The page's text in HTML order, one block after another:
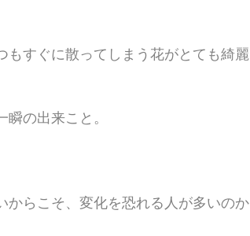
すぐに散ってしまう花がとても綺麗
の出来こと。
からこそ、変化を恐れる人が多いのか